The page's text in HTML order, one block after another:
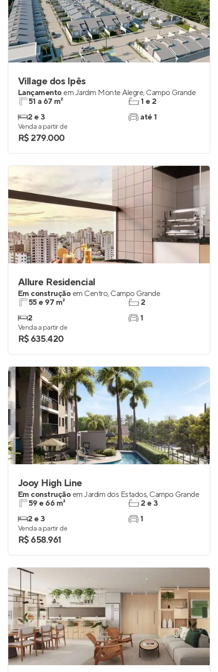
Village dos Ipês
Lançamento em Jardim Monte Alegre, Campo Grande
51 a 67 m²
2 e 3
1 e 2
até 1
Venda a partir de
R$ 279.000
Allure Residencial
Em construção em Centro, Campo Grande
55 e 97 m²
2
2
1
Venda a partir de
R$ 635.420
Jooy High Line
Em construção em Jardim dos Estados, Campo Grande
59 e 66 m²
2 e 3
2 e 3
1
Venda a partir de
R$ 658.961